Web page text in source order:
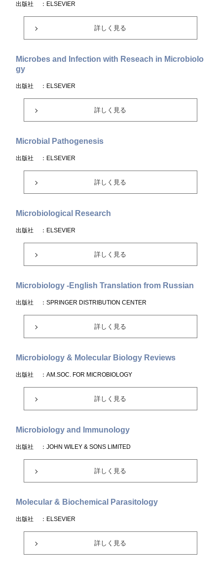
出版社 ：ELSEVIER
詳しく見る
Microbes and Infection with Reseach in Microbiolo
gy
出版社 ：ELSEVIER
詳しく見る
Microbial Pathogenesis
出版社 ：ELSEVIER
詳しく見る
Microbiological Research
出版社 ：ELSEVIER
詳しく見る
Microbiology -English Translation from Russian
出版社 ：SPRINGER DISTRIBUTION CENTER
詳しく見る
Microbiology & Molecular Biology Reviews
出版社 ：AM.SOC. FOR MICROBIOLOGY
詳しく見る
Microbiology and Immunology
出版社 ：JOHN WILEY & SONS LIMITED
詳しく見る
Molecular & Biochemical Parasitology
出版社 ：ELSEVIER
詳しく見る